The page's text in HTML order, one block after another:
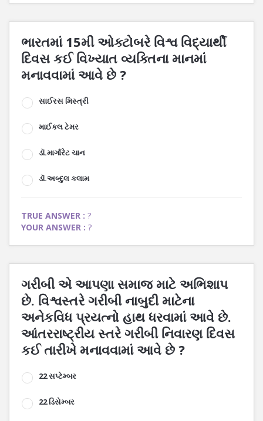
ભારતમાં 15મી ઓક્ટોબરે વિશ્વ વિદ્યાર્થી
દિવસ કઈ વિખ્યાત વ્યક્તિના માનમાં
મનાવવામાં આવે છે ?
સાઈરસ મિસ્ત્રી
માઈકલ ટેમર
ડૉ.માર્ગારેટ ચાન
ડૉ.અબ્દુલ કલામ
TRUE ANSWER : ?
YOUR ANSWER : ?
ગરીબી એ આપણા સમાજ માટે અભિશાપ
છે. વિશ્વસ્તરે ગરીબી નાબુદી માટેના
અનેકવિધ પ્રયત્નો હાથ ધરવામાં આવે છે.
આંતરરાષ્ટ્રીય સ્તરે ગરીબી નિવારણ દિવસ
કઈ તારીખે મનાવવામાં આવે છે ?
22 સપ્ટેમ્બર
22 ડિસેમ્બર